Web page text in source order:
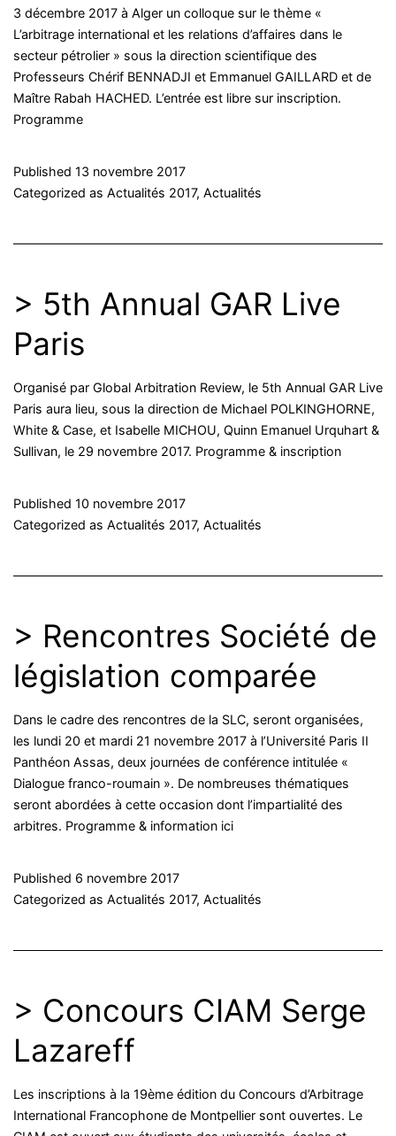
3 décembre 2017 à Alger un colloque sur le thème «
L’arbitrage international et les relations d’affaires dans le
secteur pétrolier » sous la direction scientifique des
Professeurs Chérif BENNADJI et Emmanuel GAILLARD et de
Maître Rabah HACHED. L’entrée est libre sur inscription.
Programme
Published 13 novembre 2017
Categorized as Actualités 2017, Actualités
> 5th Annual GAR Live
Paris
Organisé par Global Arbitration Review, le 5th Annual GAR Live
Paris aura lieu, sous la direction de Michael POLKINGHORNE,
White & Case, et Isabelle MICHOU, Quinn Emanuel Urquhart &
Sullivan, le 29 novembre 2017. Programme & inscription
Published 10 novembre 2017
Categorized as Actualités 2017, Actualités
> Rencontres Société de
législation comparée
Dans le cadre des rencontres de la SLC, seront organisées,
les lundi 20 et mardi 21 novembre 2017 à l’Université Paris II
Panthéon Assas, deux journées de conférence intitulée «
Dialogue franco-roumain ». De nombreuses thématiques
seront abordées à cette occasion dont l’impartialité des
arbitres. Programme & information ici
Published 6 novembre 2017
Categorized as Actualités 2017, Actualités
> Concours CIAM Serge
Lazareff
Les inscriptions à la 19ème édition du Concours d’Arbitrage
International Francophone de Montpellier sont ouvertes. Le